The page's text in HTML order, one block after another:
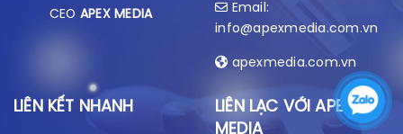
CEO APEX MEDIA
Email:
info@apexmedia.com.vn
apexmedia.com.vn
LIÊN KẾT NHANH
LIÊN LẠC VỚI APEX
MEDIA